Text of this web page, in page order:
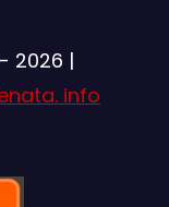
2026 |
info